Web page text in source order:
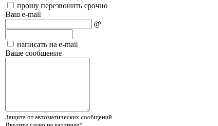
прошу перезвонить срочно
Ваш e-mail
@
написать на e-mail
Ваше сообщение
Защита от автоматических сообщений